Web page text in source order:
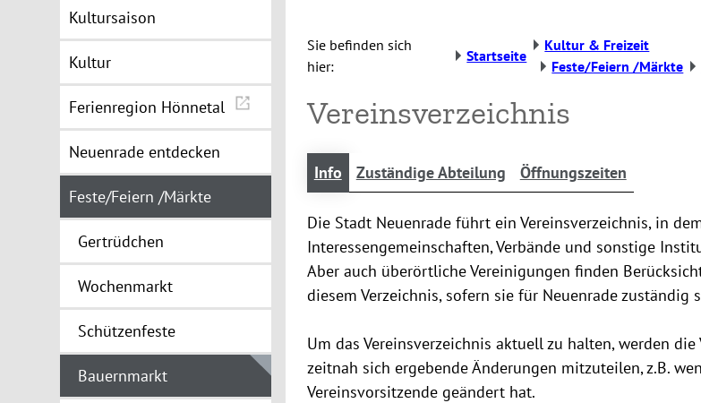
Kultursaison
Kultur
Ferienregion Hönnetal
Neuenrade entdecken
Feste/Feiern /Märkte
Gertrüdchen
Wochenmarkt
Schützenfeste
Bauernmarkt
Sie befinden sich
hier:
Startseite
Kultur & Freizeit
Feste/Feiern /Märkte
Vereinsverzeichnis
Info Zuständige Abteilung Öffnungszeiten
Die Stadt Neuenrade führt ein Vereinsverzeichnis, in
Interessengemeinschaften, Verbände und sonstige
Aber auch überörtliche Vereinigungen finden
diesem Verzeichnis, sofern sie für Neuenrade zuständig
Um das Vereinsverzeichnis aktuell zu halten, werden die
zeitnah sich ergebende Änderungen mitzuteilen, z.B.
Vereinsvorsitzende geändert hat.